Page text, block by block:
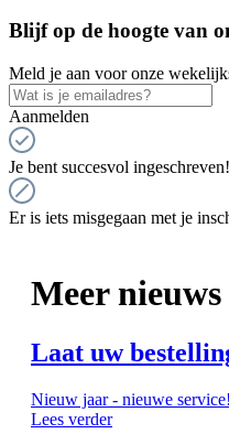
Blijf op de hoogte van
Meld je aan voor onze
Aanmelden
Je bent succesvol ingeschreven!
Er is iets misgegaan met je
Meer nieuws
Laat uw
Nieuw jaar - nieuwe
Lees verder